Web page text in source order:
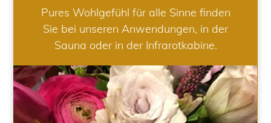
Pures Wohlgefühl für alle Sinne finden
Sie bei unseren Anwendungen, in der
Sauna oder in der Infrarotkabine.